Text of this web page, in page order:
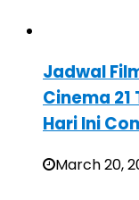
Jadwal
Cinema
Hari Ini
March 20,